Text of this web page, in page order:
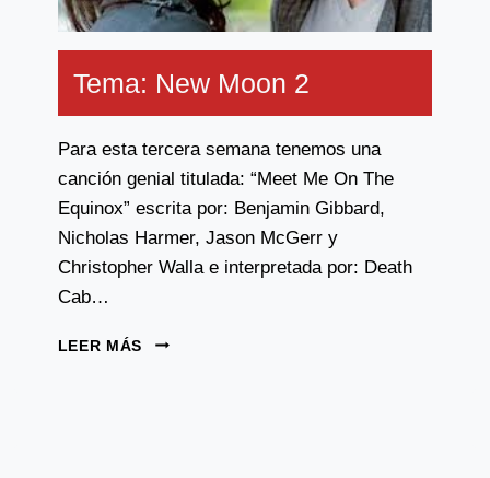
Tema: New Moon 2
Para esta tercera semana tenemos una
canción genial titulada: “Meet Me On The
Equinox” escrita por: Benjamin Gibbard,
Nicholas Harmer, Jason McGerr y
Christopher Walla e interpretada por: Death
Cab…
LEER MÁS
TEMA: